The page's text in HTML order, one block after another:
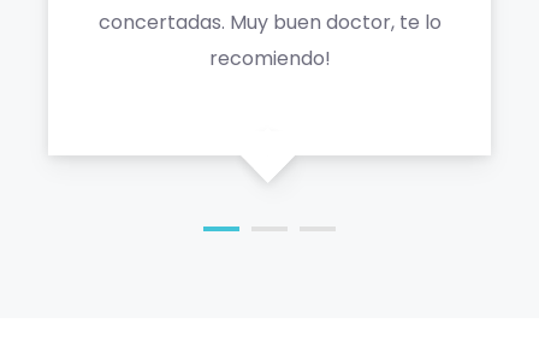
concertadas. Muy buen doctor, te lo
recomiendo!